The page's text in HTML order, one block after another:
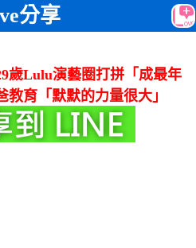
分享
歲Lulu演藝圈打拼「成最年
育「默默的力量很大」